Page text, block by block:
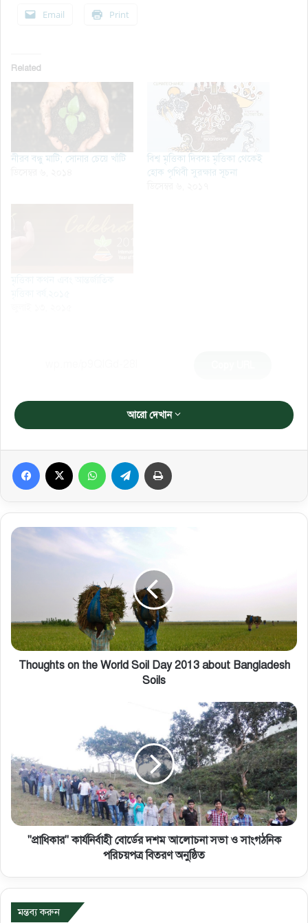
Email Print
Related
নীরব বন্ধু মাটি; সোনার চেয়ে খাঁটি
বিশ্ব মৃত্তিকা দিবসঃ মৃত্তিকা থেকেই
হোক পৃথিবী সুরক্ষার সূচনা
আরো দেখান
Thoughts on the World Soil Day 2013 about Bangladesh
Soils
"প্রাধিকার" কার্যনির্বাহী বোর্ডের দশম আলোচনা সভা ও সাংগঠনিক
পরিচয়পত্র বিতরণ অনুষ্ঠিত
মন্তব্য করুন